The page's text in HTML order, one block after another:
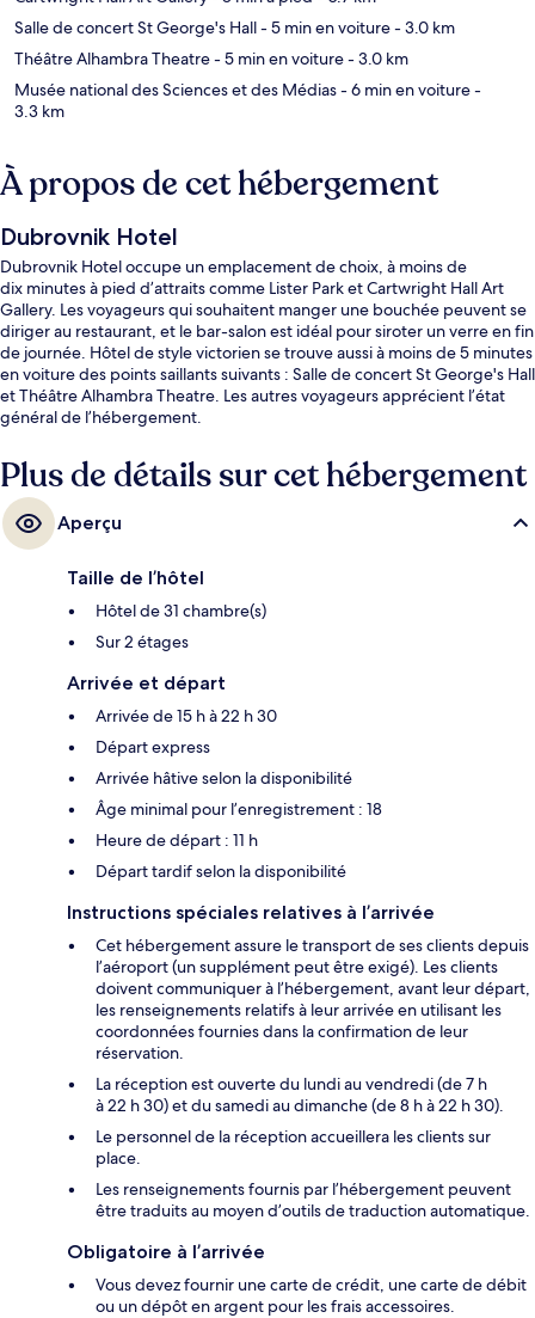
Salle de concert St George's Hall- 5 min en voiture- 3.0 km
Théâtre Alhambra Theatre- 5 min en voiture- 3.0 km
Musée national des Sciences et des Médias- 6 min en voiture-
3.3 km
À propos de cet hébergement
Dubrovnik Hotel
Dubrovnik Hotel occupe un emplacement de choix, à moins de
dix minutes à pied d’attraits comme Lister Park et Cartwright Hall Art
Gallery. Les voyageurs qui souhaitent manger une bouchée peuvent se
diriger au restaurant, et le bar-salon est idéal pour siroter un verre en fin
de journée. Hôtel de style victorien se trouve aussi à moins de 5 minutes
en voiture des points saillants suivants : Salle de concert St George's Hall
et Théâtre Alhambra Theatre. Les autres voyageurs apprécient l’état
général de l’hébergement.
Plus de détails sur cet hébergement
Aperçu
Taille de l’hôtel
Hôtel de 31 chambre(s)
Sur 2 étages
Arrivée et départ
Arrivée de 15 h à 22 h 30
Départ express
Arrivée hâtive selon la disponibilité
Âge minimal pour l’enregistrement : 18
Heure de départ : 11 h
Départ tardif selon la disponibilité
Instructions spéciales relatives à l’arrivée
Cet hébergement assure le transport de ses clients depuis
l’aéroport (un supplément peut être exigé). Les clients
doivent communiquer à l’hébergement, avant leur départ,
les renseignements relatifs à leur arrivée en utilisant les
coordonnées fournies dans la confirmation de leur
réservation.
La réception est ouverte du lundi au vendredi (de 7 h
à 22 h 30) et du samedi au dimanche (de 8 h à 22 h 30).
Le personnel de la réception accueillera les clients sur
place.
Les renseignements fournis par l’hébergement peuvent
être traduits au moyen d’outils de traduction automatique.
Obligatoire à l’arrivée
Vous devez fournir une carte de crédit, une carte de débit
ou un dépôt en argent pour les frais accessoires.